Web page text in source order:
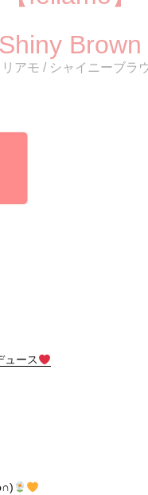
Shiny Brown
アモ / シャイニーブラ
ュース